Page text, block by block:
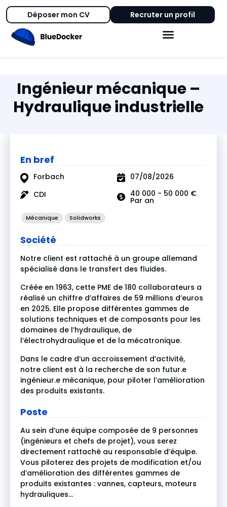
Déposer mon CV Recruter un profil
Ingénieur mécanique –
Hydraulique industrielle
En bref
Forbach
CDI
07/08/2026
40 000 - 50 000 €
Par an
Mécanique Solidworks
Société
Notre client est rattaché à un groupe allemand
spécialisé dans le transfert des fluides.
Créée en 1963, cette PME de 180 collaborateurs a
réalisé un chiffre d’affaires de 59 millions d’euros
en 2025. Elle propose différentes gammes de
solutions techniques et de composants pour les
domaines de l’hydraulique, de
l’électrohydraulique et de la mécatronique.
Dans le cadre d’un accroissement d’activité,
notre client est à la recherche de son futur.e
ingénieur.e mécanique, pour piloter l’amélioration
des produits existants.
Poste
Au sein d’une équipe composée de 9 personnes
(ingénieurs et chefs de projet), vous serez
directement rattaché au responsable d’équipe.
Vous piloterez des projets de modification et/ou
d’amélioration des différentes gammes de
produits existantes : vannes, capteurs, moteurs
hydrauliques…